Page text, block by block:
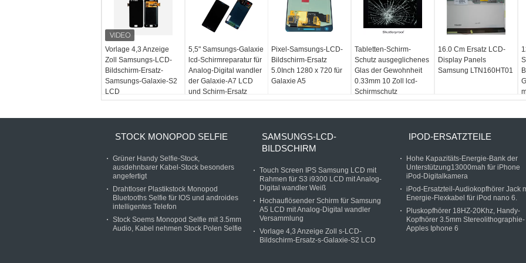
Vorlage 4,3 Anzeige
Zoll Samsungs-LCD-
Bildschirm-Ersatz-
Samsungs-Galaxie-S2
LCD
5,5" Samsungs-Galaxie
lcd-Schirmreparatur für
Analog-Digital wandler
der Galaxie-A7 LCD
und Schirm-Ersatz
Pixel-Samsungs-LCD-
Bildschirm-Ersatz
5.0Inch 1280 x 720 für
Galaxie A5
Tabletten-Schirm-
Schutz ausgeglichenes
Glas der Gewohnheit
0.33mm 10 Zoll lcd-
Schirmschutz
16.0 Cm Ersatz LCD-
Display Panels
Samsung LTN160HT01
STOCK MONOPOD SELFIE
Grüner Handy Selfie-Stock,
ausdehnbarer Kabel-Stock besonders
angefertigt
Drahtloser Plastikstock Monopod
Bluetooths Selfie für IOS und androides
intelligentes Telefon
Stock Soems Monopod Selfie mit 3.5mm
Audio, Kabel nehmen Stock Polen Selfie
SAMSUNGS-LCD-
BILDSCHIRM
Touch Screen IPS Samsung LCD mit
Rahmen für S3 i9300 LCD mit Analog-
Digital wandler Weiß
Hochauflösender Schirm für Samsung
A5 LCD mit Analog-Digital wandler
Versammlung
Vorlage 4,3 Anzeige Zoll s-LCD-
Bildschirm-Ersatz-s-Galaxie-S2 LCD
IPOD-ERSATZTEILE
Hohe Kapazitäts-Energie-Bank der
Unterstützung13000mah für iPhone
iPod-Digitalkamera
iPod-Ersatzteil-Audiokopfhörer Jack
Energie-Flexkabel für iPod nano 6.
Pluskopfhörer 18HZ-20Khz, Handy-
Kopfhörer 3.5mm Stereolithographie-
Apples Iphone 6